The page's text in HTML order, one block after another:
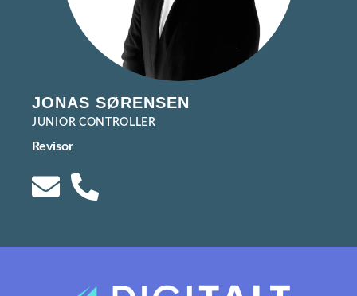
JONAS SØRENSEN
JUNIOR CONTROLLER
Revisor